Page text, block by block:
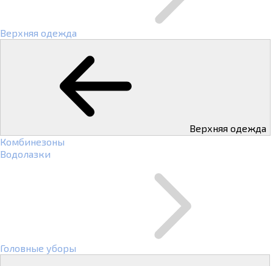
Верхняя одежда
Верхняя одежда
Комбинезоны
Водолазки
Головные уборы